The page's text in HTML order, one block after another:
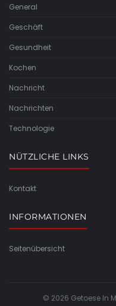
General
Geschäft
Gesundheit
Kochen
Nachricht
Nachrichten
Technologie
NÜTZLICHE LINKS
Kontakt
INFORMATIONEN
Seitenübersicht
© 2026 Getoese In